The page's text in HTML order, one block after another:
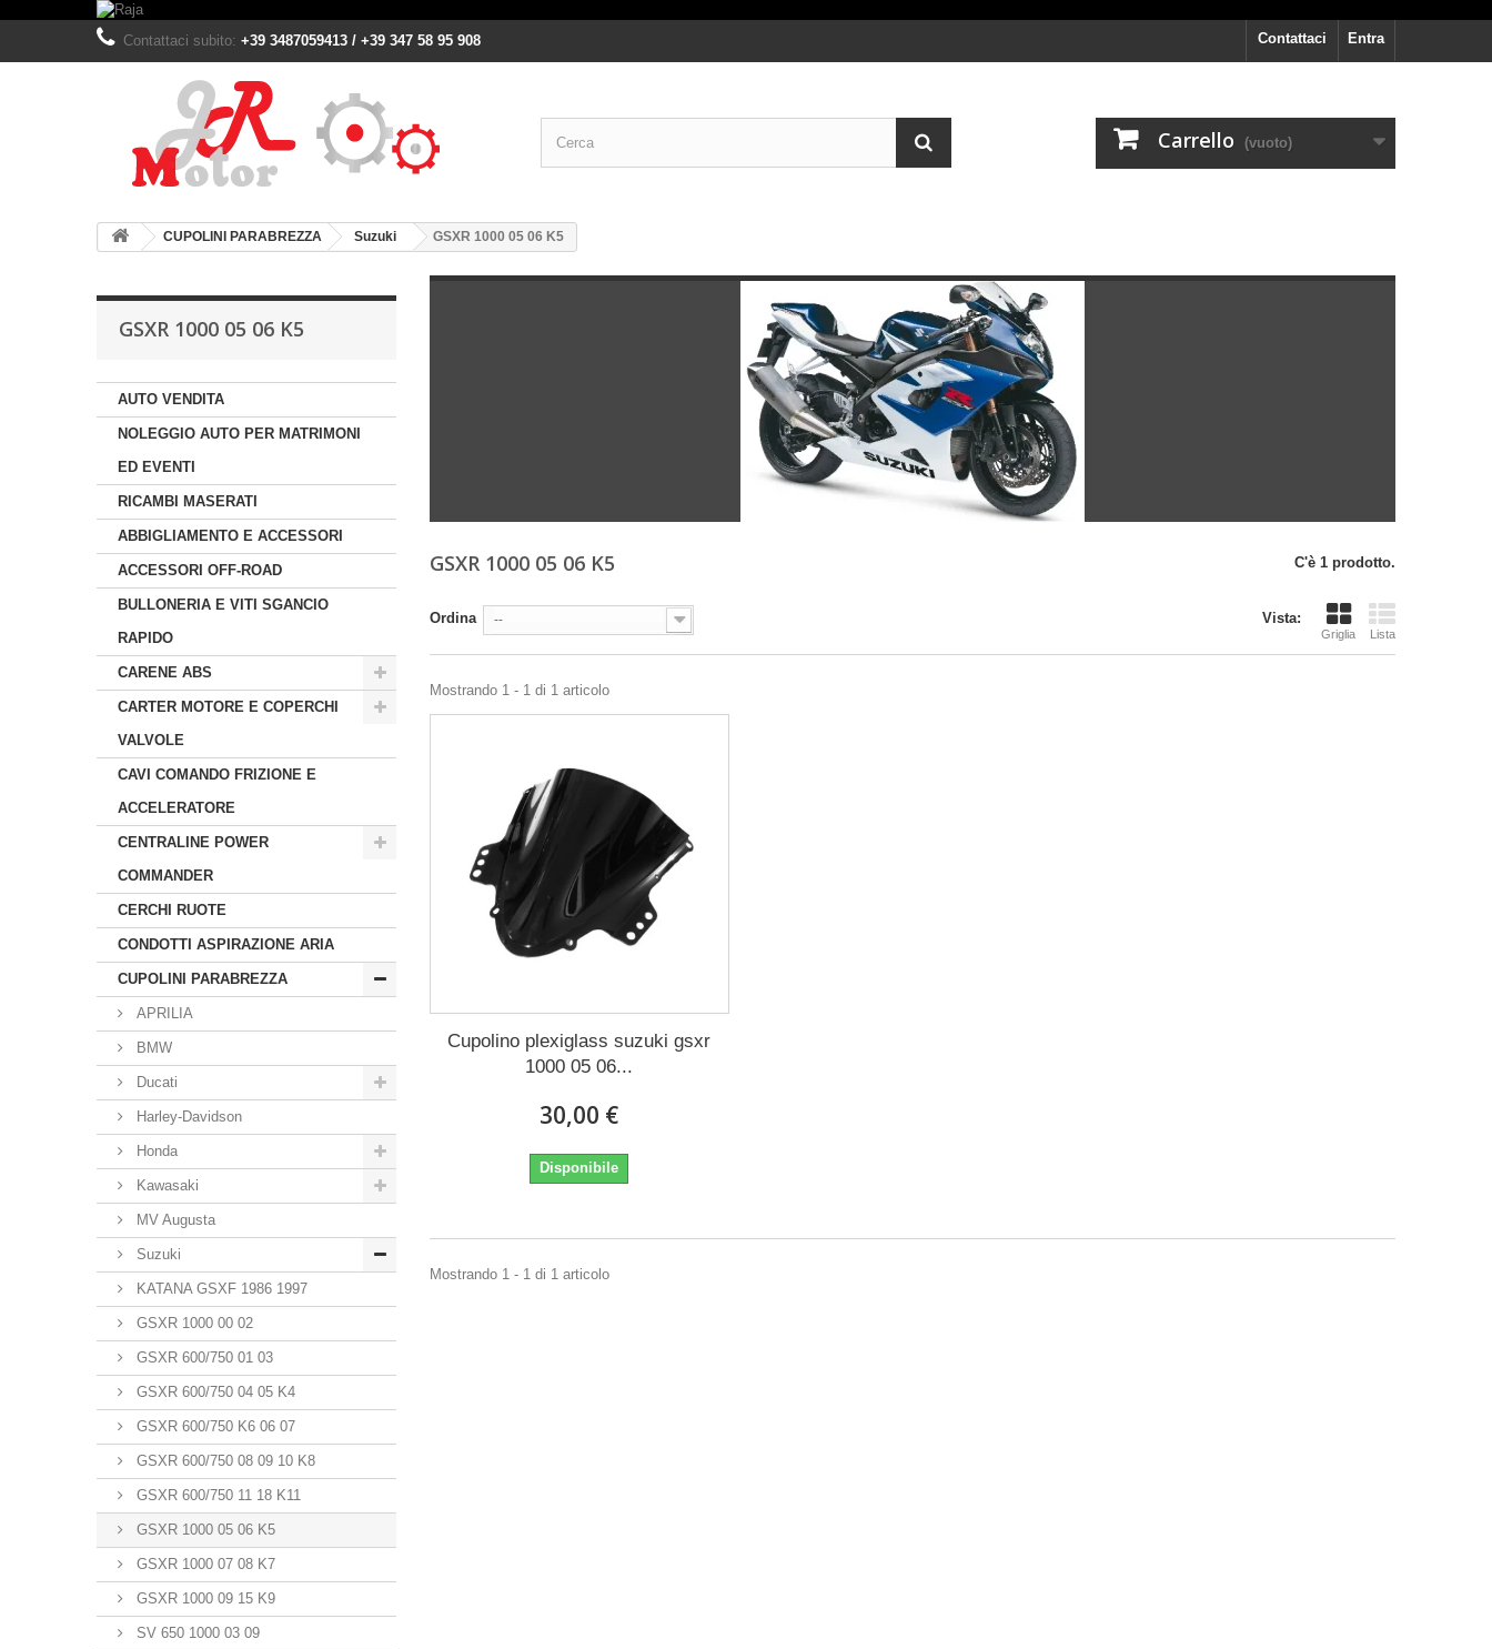
Entra
Contattaci
Contattaci subito: +39 3487059413 / +39 347 58 95 908
Carrello (vuoto)
CUPOLINI PARABREZZA Suzuki GSXR 1000 05 06 K5
GSXR 1000 05 06 K5
AUTO VENDITA
NOLEGGIO AUTO PER MATRIMONI
ED EVENTI
RICAMBI MASERATI
ABBIGLIAMENTO E ACCESSORI
ACCESSORI OFF-ROAD
BULLONERIA E VITI SGANCIO
RAPIDO
CARENE ABS
CARTER MOTORE E COPERCHI
VALVOLE
CAVI COMANDO FRIZIONE E
ACCELERATORE
CENTRALINE POWER
COMMANDER
CERCHI RUOTE
CONDOTTI ASPIRAZIONE ARIA
CUPOLINI PARABREZZA
APRILIA
BMW
Ducati
Harley-Davidson
Honda
Kawasaki
MV Augusta
Suzuki
KATANA GSXF 1986 1997
GSXR 1000 00 02
GSXR 600/750 01 03
GSXR 600/750 04 05 K4
GSXR 600/750 K6 06 07
GSXR 600/750 08 09 10 K8
GSXR 600/750 11 18 K11
GSXR 1000 05 06 K5
GSXR 1000 07 08 K7
GSXR 1000 09 15 K9
SV 650 1000 03 09
GSXR 1000 05 06 K5 C'è 1 prodotto.
Vista:
Griglia Lista
Ordina --
Mostrando 1 - 1 di 1 articolo
Cupolino plexiglass suzuki gsxr
1000 05 06...
30,00 €
Disponibile
Mostrando 1 - 1 di 1 articolo